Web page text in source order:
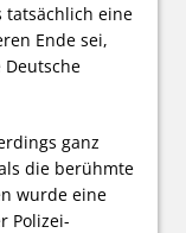
tatsächlich eine
Ende sei,
ganz
die berühmte
wurde eine
Polizei-